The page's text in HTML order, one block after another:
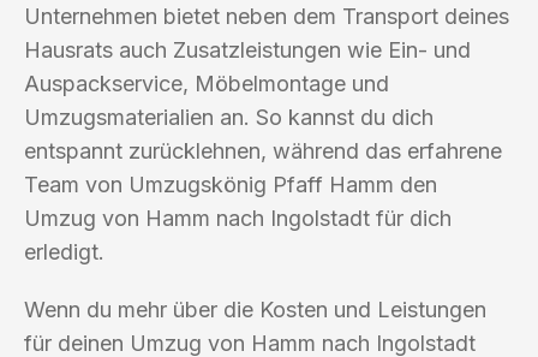
Unternehmen bietet neben dem Transport deines
Hausrats auch Zusatzleistungen wie Ein- und
Auspackservice, Möbelmontage und
Umzugsmaterialien an. So kannst du dich
entspannt zurücklehnen, während das erfahrene
Team von Umzugskönig Pfaff Hamm den
Umzug von Hamm nach Ingolstadt für dich
erledigt.
Wenn du mehr über die Kosten und Leistungen
für deinen Umzug von Hamm nach Ingolstadt